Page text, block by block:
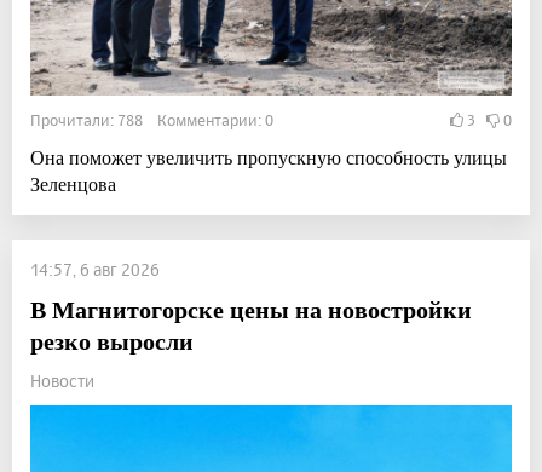
Прочитали: 788 Комментарии: 0 3 0
Она поможет увеличить пропускную способность улицы
Зеленцова
14:57, 6 авг 2026
В Магнитогорске цены на новостройки
резко выросли
Новости